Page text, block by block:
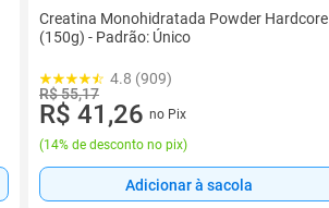
Creatina Monohidratada Powder Hardcore
(150g) - Padrão: Único
4.8 (909)
R$ 55,17
R$ 41,26 no Pix
(14% de desconto no pix)
Adicionar à sacola